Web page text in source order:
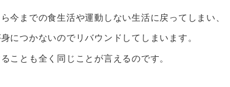
今までの食生活や運動しない生活に戻ってしまい、
につかないのでリバウンドしてしまいます。
ことも全く同じことが言えるのです。